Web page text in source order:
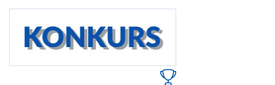
oferty
edukacyjnej
zobacz
katalogi